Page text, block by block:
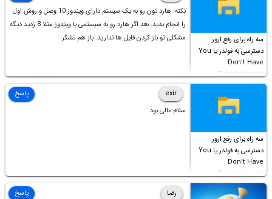
سه راه برای رفع ارور
دسترسی به فولدر یا You
Don’t Have
Permission to
Access this folder
نکته: هارد تون رو به یک سیستم دارای ویندوز 10 وصل و روش اول
را انجام بدید. بعد اگر هارد رو به سیستمی با ویندوز مثلا 8 زدید دیگه
مشکلی تو باز کردن فایل ها ندارید. باز هم تشکر
سه راه برای رفع ارور
دسترسی به فولدر یا You
Don’t Have
Permission to
Access this folder
exir
سلام عالی بود.
پاسخ
رضا
پاسخ